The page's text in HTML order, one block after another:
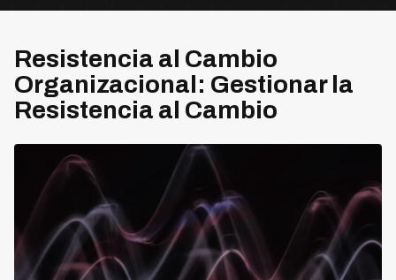
Resistencia al Cambio
Organizacional: Gestionar la
Resistencia al Cambio